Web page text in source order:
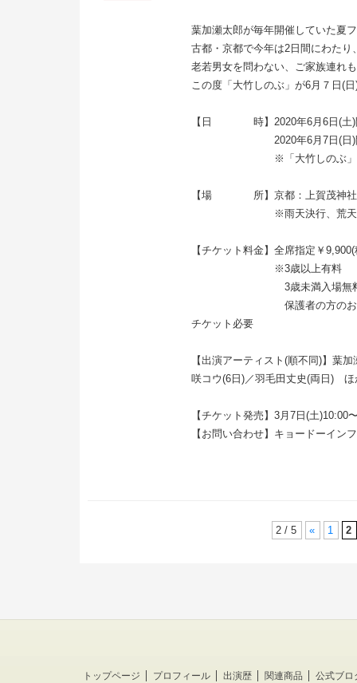
葉加瀬太郎が毎年開催していた夏
古都・京都で今年は2日間にわたり
老若男女を問わない、ご家族連れ
この度「大竹しのぶ」が6月７日(
【日 時】2020年6月6日(土)
2020年6月7日(日)開場
※「大竹しのぶ」は7日
【場 所】京都：上賀茂神社
※雨天決行、荒天
【チケット料金】全席指定￥
※3歳以上有料
3歳未満入場無料
保護者の方のお席で膝の
チケット必要
【出演アーティスト(順不同)】葉
咲コウ(6日)／羽毛田丈史(両日) ほ
【チケット発売】3月7日(土)10:00
【お問い合わせ】キョードーイン
2 / 5 « 1 2
トップページ プロフィール 出演歴 関連商品 公式ブロ